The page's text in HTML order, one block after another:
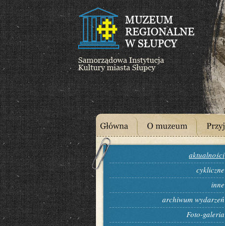
aktualności
cykliczne
inne
archiwum wydarzeń
Foto-galeria